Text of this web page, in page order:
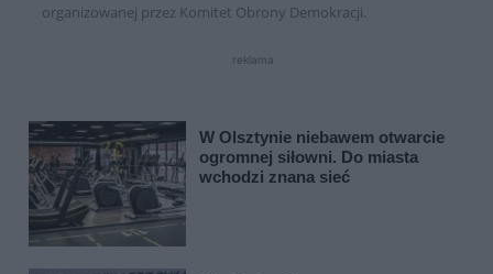
organizowanej przez Komitet Obrony Demokracji.
reklama
W Olsztynie niebawem otwarcie
ogromnej siłowni. Do miasta
wchodzi znana sieć